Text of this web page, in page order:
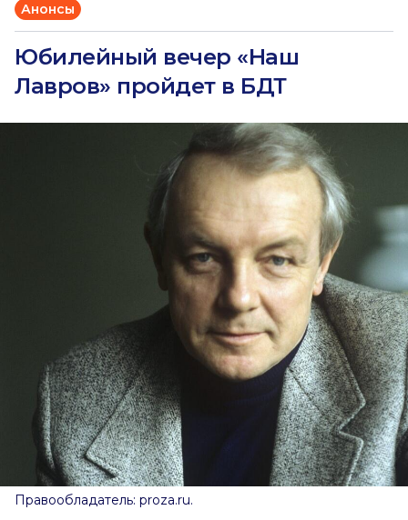
Анонсы
Юбилейный вечер «Наш
Лавров» пройдет в БДТ
Правообладатель: proza.ru.